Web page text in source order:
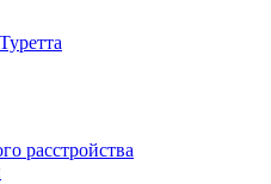
расстройства